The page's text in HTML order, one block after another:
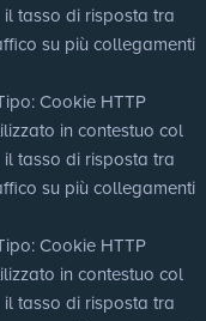
tasso di risposta tra
su più collegamenti
: Cookie HTTP
in contestuo col
tasso di risposta tra
su più collegamenti
: Cookie HTTP
in contestuo col
tasso di risposta tra